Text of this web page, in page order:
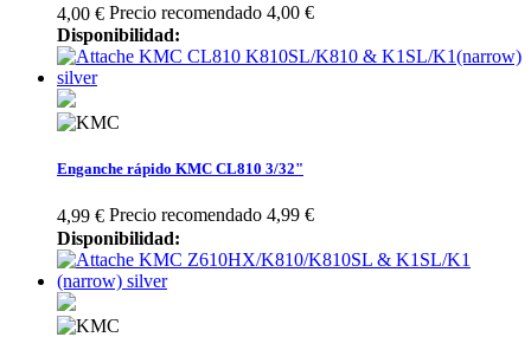
4,00 € Precio recomendado 4,00 €
Disponibilidad:
Enganche rápido KMC CL810 3/32"
4,99 € Precio recomendado 4,99 €
Disponibilidad: